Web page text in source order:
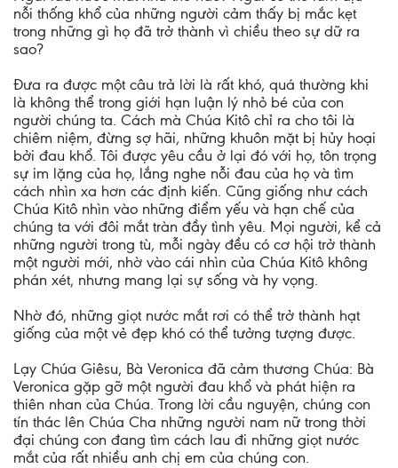
nỗi thống khổ của những người cảm thấy bị mắc kẹt
trong những gì họ đã trở thành vì chiều theo sự dữ ra
sao?
Đưa ra được một câu trả lời là rất khó, quá thường khi
là không thể trong giới hạn luận lý nhỏ bé của con
người chúng ta. Cách mà Chúa Kitô chỉ ra cho tôi là
chiêm niệm, đừng sợ hãi, những khuôn mặt bị hủy hoại
bởi đau khổ. Tôi được yêu cầu ở lại đó với họ, tôn trọng
sự im lặng của họ, lắng nghe nỗi đau của họ và tìm
cách nhìn xa hơn các định kiến. Cũng giống như cách
Chúa Kitô nhìn vào những điểm yếu và hạn chế của
chúng ta với đôi mắt tràn đầy tình yêu. Mọi người, kể cả
những người trong tù, mỗi ngày đều có cơ hội trở thành
một người mới, nhờ vào cái nhìn của Chúa Kitô không
phán xét, nhưng mang lại sự sống và hy vọng.
Nhờ đó, những giọt nước mắt rơi có thể trở thành hạt
giống của một vẻ đẹp khó có thể tưởng tượng được.
Lạy Chúa Giêsu, Bà Veronica đã cảm thương Chúa: Bà
Veronica gặp gỡ một người đau khổ và phát hiện ra
thiên nhan của Chúa. Trong lời cầu nguyện, chúng con
tín thác lên Chúa Cha những người nam nữ trong thời
đại chúng con đang tìm cách lau đi những giọt nước
mắt của rất nhiều anh chị em của chúng con.